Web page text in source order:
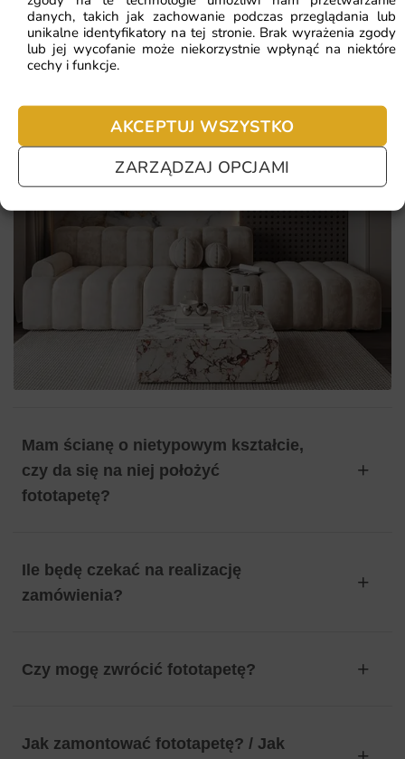
danych, takich jak zachowanie podczas przeglądania lub
unikalne identyfikatory na tej stronie. Brak wyrażenia zgody
lub jej wycofanie może niekorzystnie wpłynąć na niektóre
cechy i funkcje.
AKCEPTUJ WSZYSTKO
ZARZĄDZAJ OPCJAMI
możliwość zamówienia próbki pozwala sprawdzić jakość
materiału przed finalnym zakupem
Mam ścianę o nietypowym kształcie,
czy da się na niej położyć
fototapetę?
Ile będę czekać na realizację
zamówienia?
Czy mogę zwrócić fototapetę?
Jak zamontować fototapetę? / Jak